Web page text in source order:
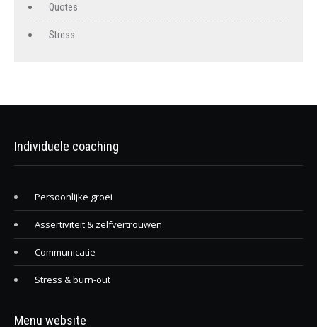
Quotes
Stress
Individuele coaching
Persoonlijke groei
Assertiviteit & zelfvertrouwen
Communicatie
Stress & burn-out
Menu website